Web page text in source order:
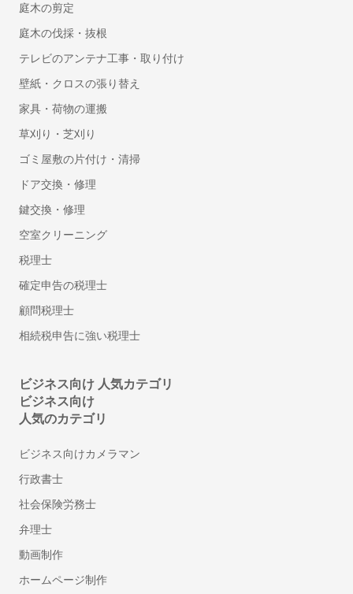
洗面台（洗面所）のリフォーム・交換
ドア交換
雨樋の掃除
和室から洋室へのリフォーム
サウナの設置・修理
畳の張り替え・交換
キッチンのリフォーム
階段のリフォーム
防水工事
網戸の張り替え・修理
断熱工事（窓・床・壁）
物件の原状回復
窓ガラスの交換・修理
床暖房のリフォーム
お風呂（浴室・ユニットバス）リフォーム
太陽光発電・ソーラーシステム設置
障子の張り替え
ふすまの張り替え
耐震リフォーム
カーペット張替え
ホームインスペクション（住宅診断）
窓ガラスフィルム施工
庭木の剪定
庭木の伐採・抜根
テレビのアンテナ工事・取り付け
壁紙・クロスの張り替え
家具・荷物の運搬
草刈り・芝刈り
ゴミ屋敷の片付け・清掃
ドア交換・修理
鍵交換・修理
空室クリーニング
税理士
確定申告の税理士
顧問税理士
相続税申告に強い税理士
ビジネス向け 人気カテゴリ
ビジネス向け
人気のカテゴリ
ビジネス向けカメラマン
行政書士
社会保険労務士
弁理士
動画制作
ホームページ制作